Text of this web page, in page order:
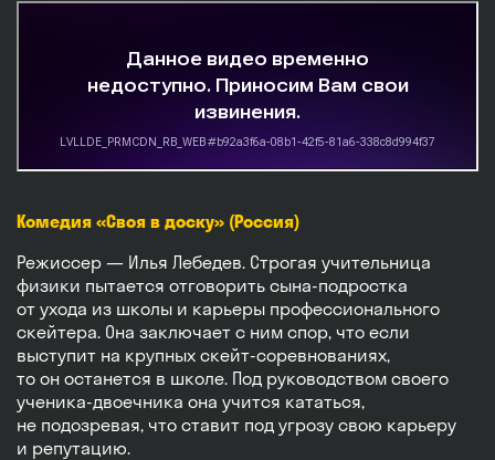
Комедия «Своя в доску» (Россия)
Режиссер — Илья Лебедев. Строгая учительница
физики пытается отговорить сына-подростка
от ухода из школы и карьеры профессионального
скейтера. Она заключает с ним спор, что если
выступит на крупных скейт-соревнованиях,
то он останется в школе. Под руководством своего
ученика-двоечника она учится кататься,
не подозревая, что ставит под угрозу свою карьеру
и репутацию.